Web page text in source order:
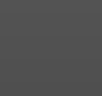
задержали